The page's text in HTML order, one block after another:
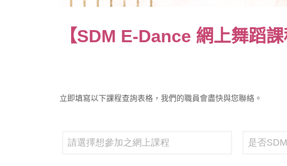
【SDM E-Dance 網上舞蹈
立即填寫以下課程查詢表格，我們的職員會盡快與您聯絡。